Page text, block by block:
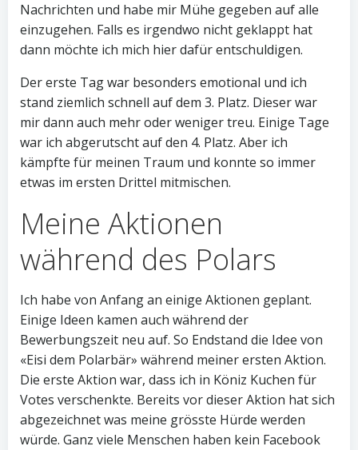
Nachrichten und habe mir Mühe gegeben auf alle
einzugehen. Falls es irgendwo nicht geklappt hat
dann möchte ich mich hier dafür entschuldigen.
Der erste Tag war besonders emotional und ich
stand ziemlich schnell auf dem 3. Platz. Dieser war
mir dann auch mehr oder weniger treu. Einige Tage
war ich abgerutscht auf den 4. Platz. Aber ich
kämpfte für meinen Traum und konnte so immer
etwas im ersten Drittel mitmischen.
Meine Aktionen
während des Polars
Ich habe von Anfang an einige Aktionen geplant.
Einige Ideen kamen auch während der
Bewerbungszeit neu auf. So Endstand die Idee von
«Eisi dem Polarbär» während meiner ersten Aktion.
Die erste Aktion war, dass ich in Köniz Kuchen für
Votes verschenkte. Bereits vor dieser Aktion hat sich
abgezeichnet was meine grösste Hürde werden
würde. Ganz viele Menschen haben kein Facebook